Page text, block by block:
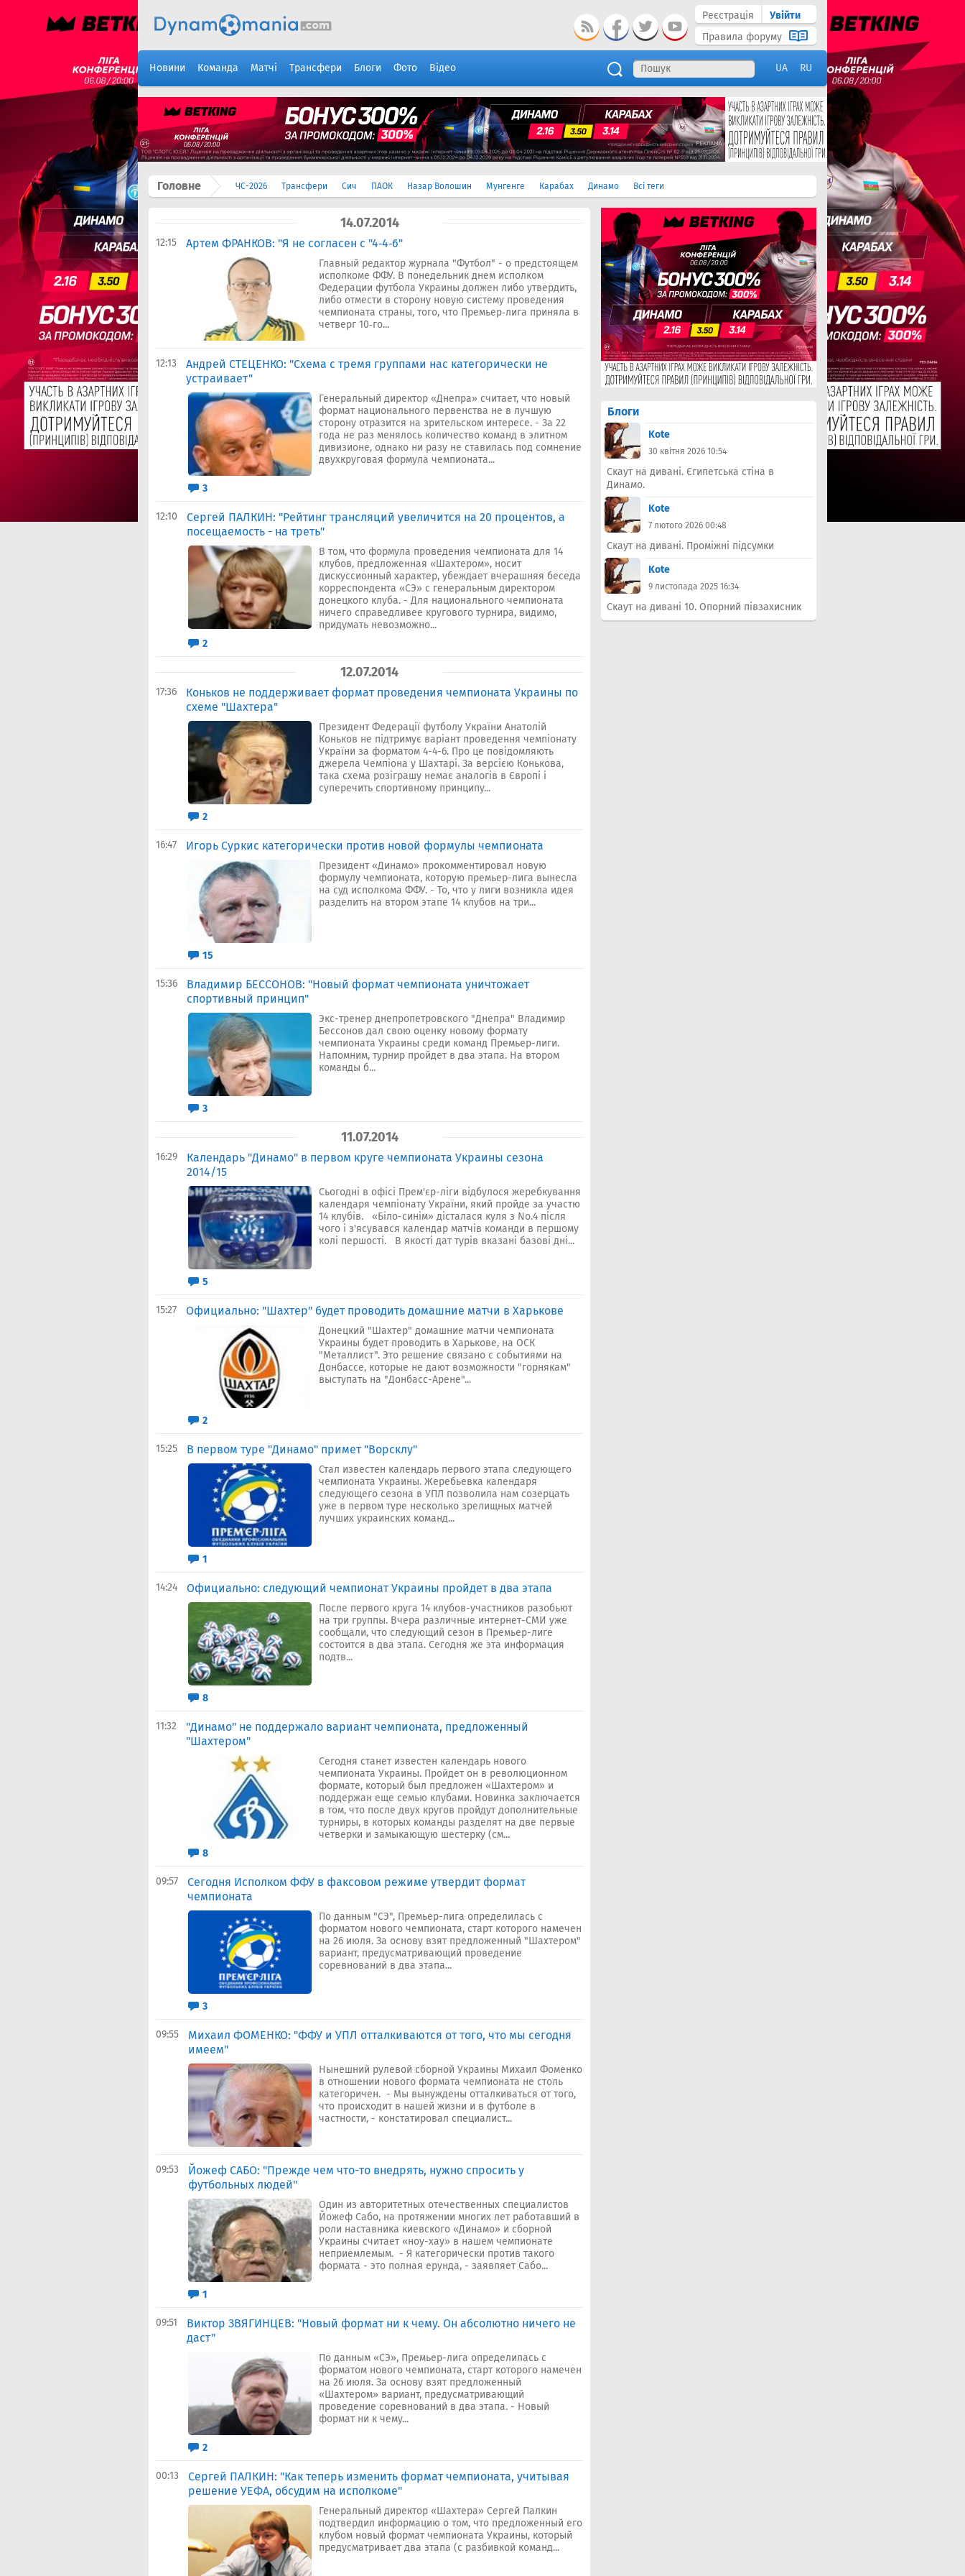
Реєстрація
Увійти
Правила форуму
Новини Команда Матчі Трансфери Блоги Фото Відео UA RU
Головне ЧС-2026 Трансфери Сич ПАОК Назар Волошин Мунгенге Карабах Динамо Всі теги
14.07.2014
12:15 Артем ФРАНКОВ: "Я не согласен с "4‑4‑6"
Главный редактор журнала "Футбол" - о предстоящем
исполкоме ФФУ. В понедельник днем исполком
Федерации футбола Украины должен либо утвердить,
либо отмести в сторону новую систему проведения
чемпионата страны, того, что Премьер‑лига приняла в
четверг 10‑го...
12:13
Андрей СТЕЦЕНКО: "Схема с тремя группами нас категорически не
устраивает"
Генеральный директор «Днепра» считает, что новый
формат национального первенства не в лучшую
сторону отразится на зрительском интересе. - За 22
года не раз менялось количество команд в элитном
дивизионе, однако ни разу не ставилась под сомнение
двухкруговая формула чемпионата...
3
12:10
Сергей ПАЛКИН: "Рейтинг трансляций увеличится на 20 процентов, а
посещаемость - на треть"
В том, что формула проведения чемпионата для 14
клубов, предложенная «Шахтером», носит
дискуссионный характер, убеждает вчерашняя беседа
корреспондента «СЭ» с генеральным директором
донецкого клуба. - Для национального чемпионата
ничего справедливее кругового турнира, видимо,
придумать невозможно...
2
12.07.2014
17:36
Коньков не поддерживает формат проведения чемпионата Украины по
схеме "Шахтера"
Президент Федерації футболу України Анатолій
Коньков не підтримує варіант проведення чемпіонату
України за форматом 4-4-6. Про це повідомляють
джерела Чемпіона у Шахтарі. За версією Конькова,
така схема розіграшу немає аналогів в Європі і
суперечить спортивному принципу...
2
16:47 Игорь Суркис категорически против новой формулы чемпионата
Президент «Динамо» прокомментировал новую
формулу чемпионата, которую премьер-лига вынесла
на суд исполкома ФФУ. - То, что у лиги возникла идея
разделить на втором этапе 14 клубов на три...
15
15:36
Владимир БЕССОНОВ: "Новый формат чемпионата уничтожает
спортивный принцип"
Экс-тренер днепропетровского "Днепра" Владимир
Бессонов дал свою оценку новому формату
чемпионата Украины среди команд Премьер-лиги.
Напомним, турнир пройдет в два этапа. На втором
команды б...
3
11.07.2014
16:29
Календарь "Динамо" в первом круге чемпионата Украины сезона
2014/15
Сьогодні в офісі Прем'єр-ліги відбулося жеребкування
календаря чемпіонату України, який пройде за участю
14 клубів. «Біло-синім» дісталася куля з No.4 після
чого і з'ясувався календар матчів команди в першому
колі першості. В якості дат турів вказані базові дні...
5
15:27 Официально: "Шахтер" будет проводить домашние матчи в Харькове
Донецкий "Шахтер" домашние матчи чемпионата
Украины будет проводить в Харькове, на ОСК
"Металлист". Это решение связано с событиями на
Донбассе, которые не дают возможности "горнякам"
выступать на "Донбасс-Арене"...
2
15:25 В первом туре "Динамо" примет "Ворсклу"
Стал известен календарь первого этапа следующего
чемпионата Украины. Жеребьевка календаря
следующего сезона в УПЛ позволила нам созерцать
уже в первом туре несколько зрелищных матчей
лучших украинских команд...
1
14:24 Официально: следующий чемпионат Украины пройдет в два этапа
После первого круга 14 клубов-участников разобьют
на три группы. Вчера различные интернет-СМИ уже
сообщали, что следующий сезон в Премьер-лиге
состоится в два этапа. Сегодня же эта информация
подтв...
8
11:32
"Динамо" не поддержало вариант чемпионата, предложенный
"Шахтером"
Сегодня станет известен календарь нового
чемпионата Украины. Пройдет он в революционном
формате, который был предложен «Шахтером» и
поддержан еще семью клубами. Новинка заключается
в том, что после двух кругов пройдут дополнительные
турниры, в которых команды разделят на две первые
четверки и замыкающую шестерку (см...
8
09:57
Сегодня Исполком ФФУ в факсовом режиме утвердит формат
чемпионата
По данным "СЭ", Премьер-лига определилась с
форматом нового чемпионата, старт которого намечен
на 26 июля. За основу взят предложенный "Шахтером"
вариант, предусматривающий проведение
соревнований в два этапа...
3
09:55
Михаил ФОМЕНКО: "ФФУ и УПЛ отталкиваются от того, что мы сегодня
имеем"
Нынешний рулевой сборной Украины Михаил Фоменко
в отношении нового формата чемпионата не столь
категоричен. - Мы вынуждены отталкиваться от того,
что происходит в нашей жизни и в футболе в
частности, - констатировал специалист...
09:53
Йожеф САБО: "Прежде чем что-то внедрять, нужно спросить у
футбольных людей"
Один из авторитетных отечественных специалистов
Йожеф Сабо, на протяжении многих лет работавший в
роли наставника киевского «Динамо» и сборной
Украины считает «ноу-хау» в нашем чемпионате
неприемлемым. - Я категорически против такого
формата - это полная ерунда, - заявляет Сабо...
1
09:51
Виктор ЗВЯГИНЦЕВ: "Новый формат ни к чему. Он абсолютно ничего не
даст"
По данным «СЭ», Премьер-лига определилась с
форматом нового чемпионата, старт которого намечен
на 26 июля. За основу взят предложенный
«Шахтером» вариант, предусматривающий
проведение соревнований в два этапа. - Новый
формат ни к чему...
2
00:13
Сергей ПАЛКИН: "Как теперь изменить формат чемпионата, учитывая
решение УЕФА, обсудим на исполкоме"
Генеральный директор «Шахтера» Сергей Палкин
подтвердил информацию о том, что предложенный его
клубом новый формат чемпионата Украины, который
предусматривает два этапа (с разбивкой команд...
Блоги
Kote
30 квітня 2026 10:54
Скаут на дивані. Єгипетська стіна в
Динамо.
Kote
7 лютого 2026 00:48
Скаут на дивані. Проміжні підсумки
Kote
9 листопада 2025 16:34
Скаут на дивані 10. Опорний півзахисник